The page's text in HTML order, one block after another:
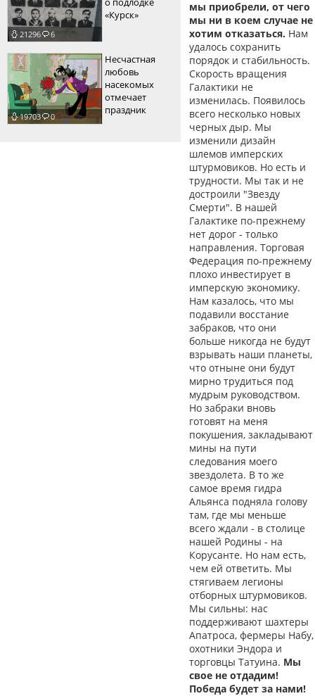
21296 6
«Курск»
19703 0
Несчастная
любовь
насекомых
отмечает
праздник
мы приобрели, от чего
мы ни в коем случае не
хотим отказаться. Нам
удалось сохранить
порядок и стабильность.
Скорость вращения
Галактики не
изменилась. Появилось
всего несколько новых
черных дыр. Мы
изменили дизайн
шлемов имперских
штурмовиков. Но есть и
трудности. Мы так и не
достроили "Звезду
Смерти". В нашей
Галактике по-прежнему
нет дорог - только
направления. Торговая
Федерация по-прежнему
плохо инвестирует в
имперскую экономику.
Нам казалось, что мы
подавили восстание
забраков, что они
больше никогда не будут
взрывать наши планеты,
что отныне они будут
мирно трудиться под
мудрым руководством.
Но забраки вновь
готовят на меня
покушения, закладывают
мины на пути
следования моего
звездолета. В то же
самое время гидра
Альянса подняла голову
там, где мы меньше
всего ждали - в столице
нашей Родины - на
Корусанте. Но нам есть,
чем ей ответить. Мы
стягиваем легионы
отборных штурмовиков.
Мы сильны: нас
поддерживают шахтеры
Апатроса, фермеры Набу,
охотники Эндора и
торговцы Татуина. Мы
свое не отдадим!
Победа будет за нами!